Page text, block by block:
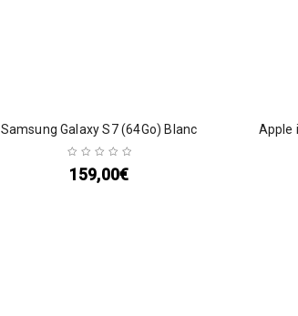
Samsung Galaxy S7 (64Go) Blanc
159,00€
Apple